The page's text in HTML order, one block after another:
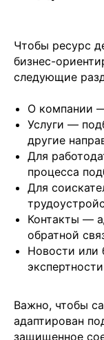
Чтобы ресурс
бизнес-
следующие
О компании
Услуги —
другие
Для
процесса
Для
Контакты —
обратной
Новости или
Важно, чтобы
адаптирован
защищенное
Подобрать
+7
Мы направим вам
предложение в
Заполняя данную форму,
обработку Персональных
Политикой в отношении
данных